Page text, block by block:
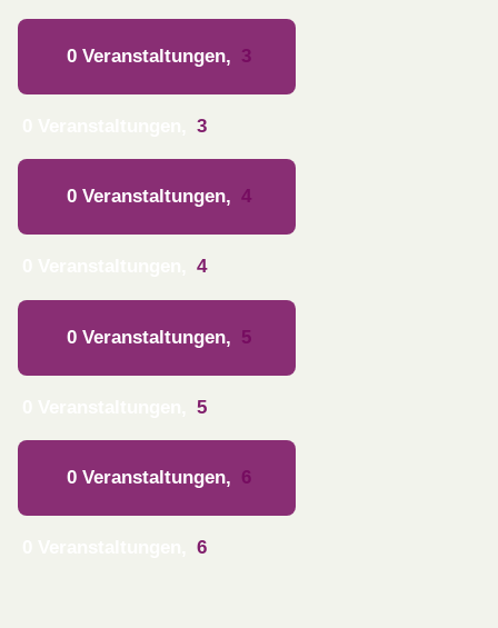
0 Veranstaltungen, 3
3
0 Veranstaltungen, 4
4
0 Veranstaltungen, 5
5
0 Veranstaltungen, 6
6